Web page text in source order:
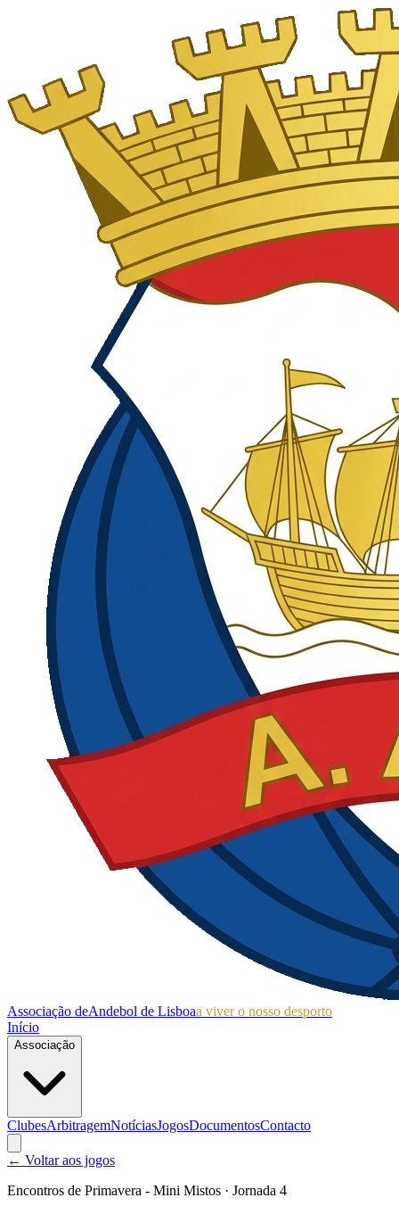
Associação deAndebol de Lisboaa viver o nosso desporto
Início
Associação
ClubesArbitragemNotíciasJogosDocumentosContacto
← Voltar aos jogos
Encontros de Primavera - Mini Mistos · Jornada 4